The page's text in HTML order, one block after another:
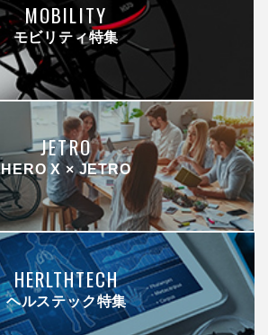
MOBILITY
モビリティ特集
JETRO
HERO X × JETRO
HERLTHTECH
ヘルステック特集